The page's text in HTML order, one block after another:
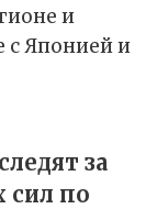
и
с Японией и
за
сил по